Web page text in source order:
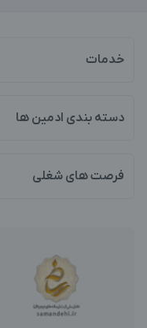
خدمات
دسته بندی ادمین ها
فرصت های شغلی